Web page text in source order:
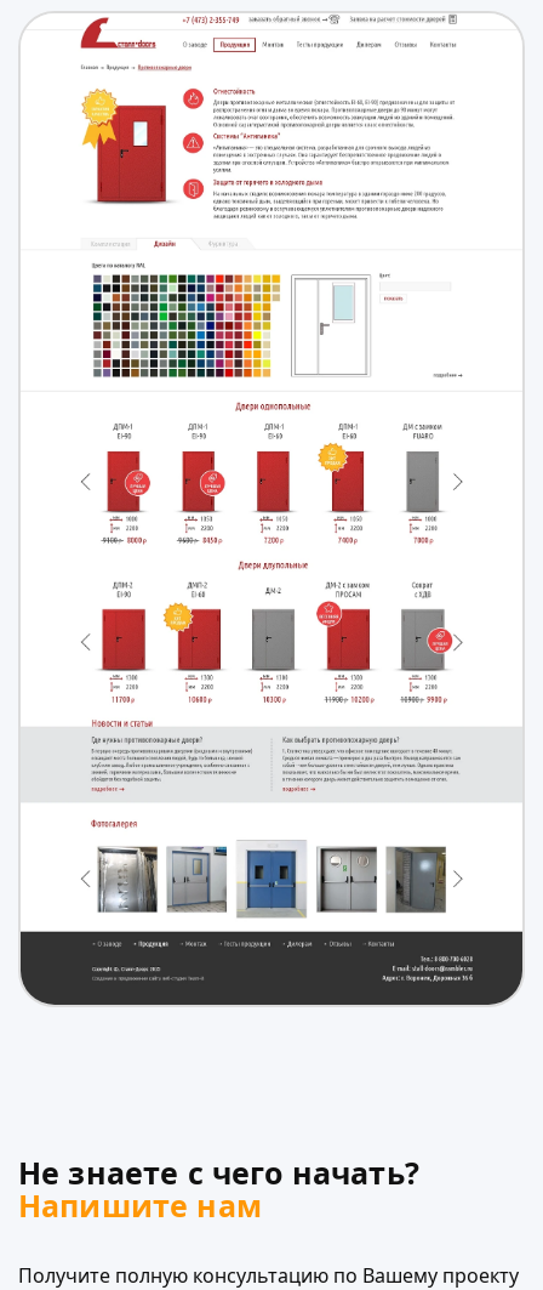
Не знаете с чего начать?
Напишите нам
Получите полную консультацию по Вашему проекту